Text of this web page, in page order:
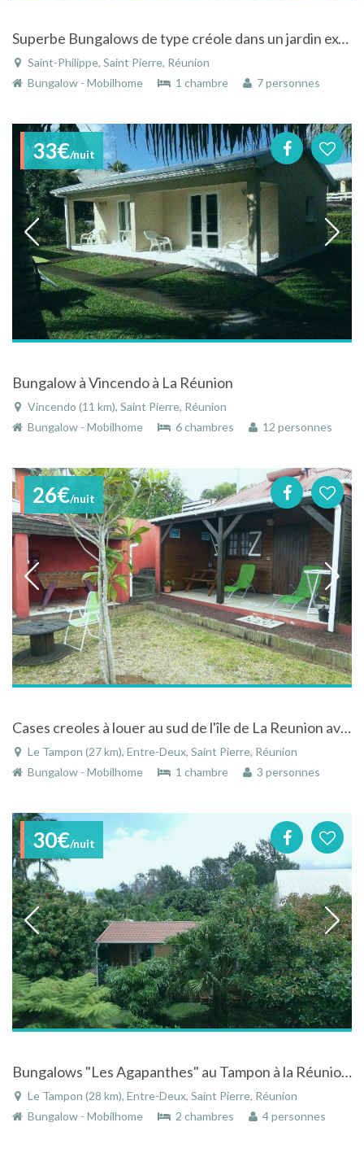
Superbe Bungalows de type créole dans un jardin exotique en Réunion
Saint-Philippe, Saint Pierre, Réunion
Bungalow - Mobilhome
1 chambre 7 personnes
33€/nuit
Bungalow à Vincendo à La Réunion
Vincendo (11 km), Saint Pierre, Réunion
Bungalow - Mobilhome
6 chambres 12 personnes
26€/nuit
Cases creoles à louer au sud de l'île de La Reunion avec espace loisirs
Le Tampon (27 km), Entre-Deux, Saint Pierre, Réunion
Bungalow - Mobilhome
1 chambre 3 personnes
30€/nuit
Bungalows "Les Agapanthes" au Tampon à la Réunion proche du volcan "Le piton de la Fournaise"
Le Tampon (28 km), Entre-Deux, Saint Pierre, Réunion
Bungalow - Mobilhome
2 chambres 4 personnes